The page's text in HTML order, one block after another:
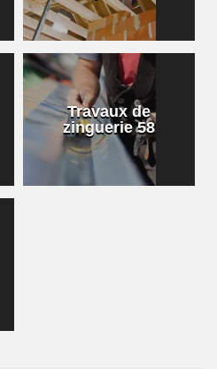
Travaux de
zinguerie 58